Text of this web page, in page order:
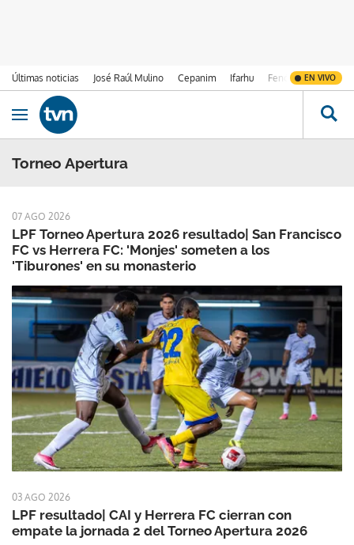
Últimas noticias José Raúl Mulino Cepanim Ifarhu Fenómeno de El
EN VIVO
Ir al contenido
Obrir navegació
Torneo Apertura
07 AGO 2026
LPF Torneo Apertura 2026 resultado| San Francisco
FC vs Herrera FC: 'Monjes' someten a los
'Tiburones' en su monasterio
03 AGO 2026
LPF resultado| CAI y Herrera FC cierran con
empate la jornada 2 del Torneo Apertura 2026